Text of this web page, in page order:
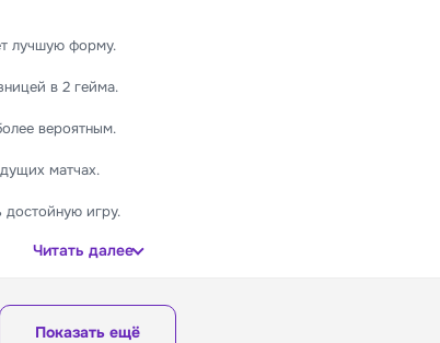
лучшую форму.
в 2 гейма.
вероятным.
матчах.
игру.
Читать далее
Показать ещё